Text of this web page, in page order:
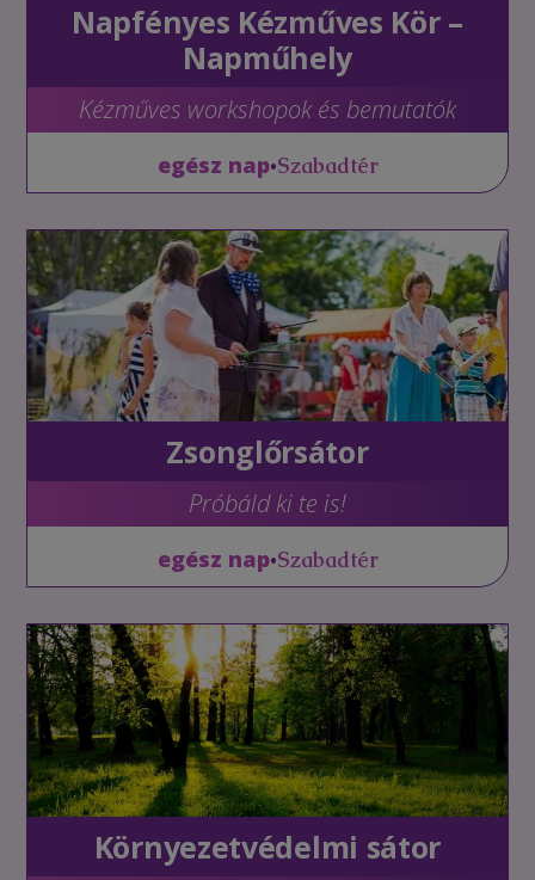
Napfényes Kézműves Kör –
Napműhely
Kézműves workshopok és bemutatók
egész nap•Szabadtér
Zsonglőrsátor
Próbáld ki te is!
egész nap•Szabadtér
Környezetvédelmi sátor